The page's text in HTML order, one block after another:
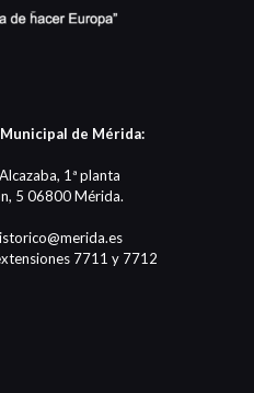
de Mérida:
1ª planta
5 06800 Mérida.
7711 y 7712